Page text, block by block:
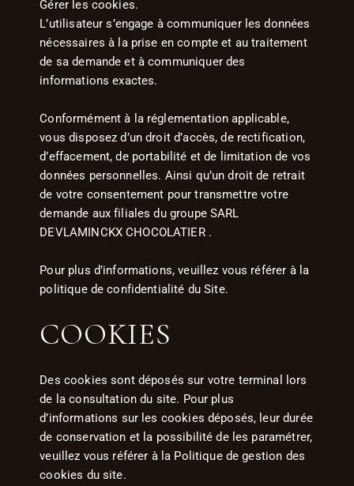
Gérer les cookies.
L’utilisateur s’engage à communiquer les données
nécessaires à la prise en compte et au traitement
de sa demande et à communiquer des
informations exactes.
Conformément à la réglementation applicable,
vous disposez d’un droit d’accès, de rectification,
d’effacement, de portabilité et de limitation de vos
données personnelles. Ainsi qu’un droit de retrait
de votre consentement pour transmettre votre
demande aux filiales du groupe SARL
DEVLAMINCKX CHOCOLATIER .
Pour plus d’informations, veuillez vous référer à la
politique de confidentialité du Site.
COOKIES
Des cookies sont déposés sur votre terminal lors
de la consultation du site. Pour plus
d’informations sur les cookies déposés, leur durée
de conservation et la possibilité de les paramétrer,
veuillez vous référer à la Politique de gestion des
cookies du site.